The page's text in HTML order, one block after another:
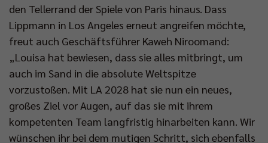
den Tellerrand der Spiele von Paris hinaus. Dass
Lippmann in Los Angeles erneut angreifen möchte,
freut auch Geschäftsführer Kaweh Niroomand:
„Louisa hat bewiesen, dass sie alles mitbringt, um
auch im Sand in die absolute Weltspitze
vorzustoßen. Mit LA 2028 hat sie nun ein neues,
großes Ziel vor Augen, auf das sie mit ihrem
kompetenten Team langfristig hinarbeiten kann. Wir
wünschen ihr bei dem mutigen Schritt, sich ebenfalls